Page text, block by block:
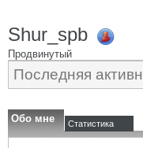
Shur_spb
Продвинутый
Последняя
Обо мне Статистика